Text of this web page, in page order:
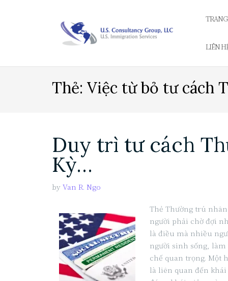
LIÊN
Thẻ: Việc từ bỏ tư cách
Duy trì tư cách
Kỳ…
by Van R. Ngo
Thẻ Thường trú
người phải chờ đợi
là điều mà nhiều
người sinh sống,
chế quan trọng. Một
là liên quan đến